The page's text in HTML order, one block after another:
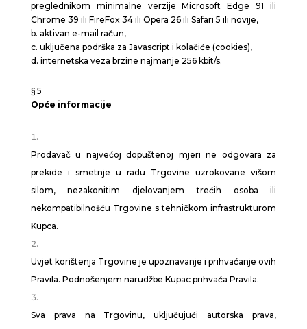
preglednikom minimalne verzije Microsoft Edge 91 ili
Chrome 39 ili FireFox 34 ili Opera 26 ili Safari 5 ili novije,
b. aktivan e-mail račun,
c. uključena podrška za Javascript i kolačiće (cookies),
d. internetska veza brzine najmanje 256 kbit/s.
§ 5
Opće informacije
Prodavač u najvećoj dopuštenoj mjeri ne odgovara za
prekide i smetnje u radu Trgovine uzrokovane višom
silom, nezakonitim djelovanjem trećih osoba ili
nekompatibilnošću Trgovine s tehničkom infrastrukturom
Kupca.
Uvjet korištenja Trgovine je upoznavanje i prihvaćanje ovih
Pravila. Podnošenjem narudžbe Kupac prihvaća Pravila.
Sva prava na Trgovinu, uključujući autorska prava,